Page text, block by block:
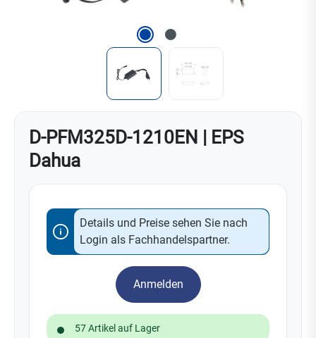
D-PFM325D-1210EN | EPS
Dahua
Details und Preise sehen Sie nach
Login als Fachhandelspartner.
Anmelden
57 Artikel auf Lager